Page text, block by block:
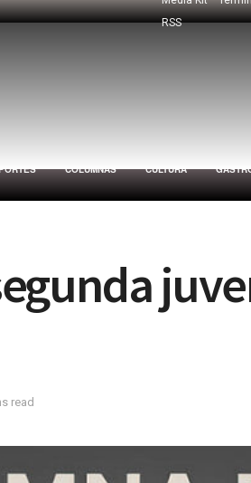
RSS
COLUMNAS CULTURA
read